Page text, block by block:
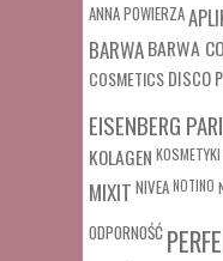
ANNA POWIERZA
BARWABARWA
COSMETICSDISCO
EISENBERG
KOLAGEN KOSMETYKI
MIXIT NIVEANOTINO
ODPORNOŚĆ